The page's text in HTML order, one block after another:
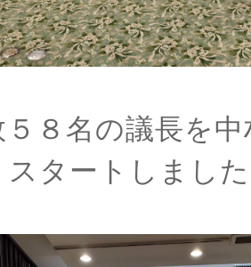
５８名の議長を
スタートしました